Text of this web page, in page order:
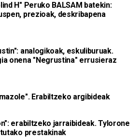
H" Peruko BALSAM batekin:
prezioak, deskribapena
analogikoak, eskuliburuak.
onena "Negrustina" errusieraz
Erabiltzeko argibideak
erabiltzeko jarraibideak. Tylorone
prestakinak